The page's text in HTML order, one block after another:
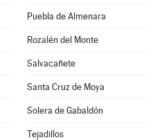
Puebla de Almenara
Rozalén del Monte
Salvacañete
Santa Cruz de Moya
Solera de Gabaldón
Tejadillos